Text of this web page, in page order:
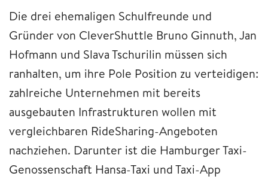
Die drei ehemaligen Schulfreunde und
Gründer von CleverShuttle Bruno Ginnuth, Jan
Hofmann und Slava Tschurilin müssen sich
ranhalten, um ihre Pole Position zu verteidigen:
zahlreiche Unternehmen mit bereits
ausgebauten Infrastrukturen wollen mit
vergleichbaren RideSharing-Angeboten
nachziehen. Darunter ist die Hamburger Taxi-
Genossenschaft Hansa-Taxi und Taxi-App